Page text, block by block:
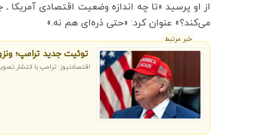
از او پرسید «تا چه اندازه وضعیت اقتصادی آمریکا
می‌کند؟» عنوان کرد: «حتی ذره‌ای هم نه.»
خبر مرتبط
توئیت جدید ترامپ؛
اقتصادنیوز: ترامپ با انتشار